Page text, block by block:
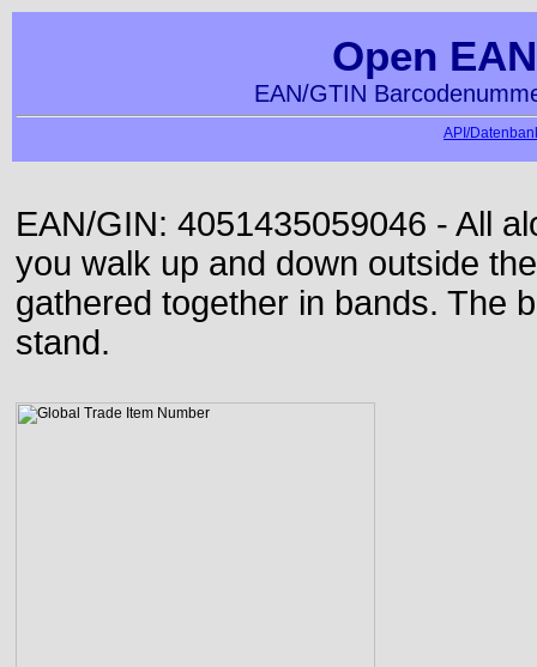
Open
EAN/GTIN
API/
EAN/GIN: 4051435059046 - All
you walk up and down outside
gathered together in bands. The
stand.